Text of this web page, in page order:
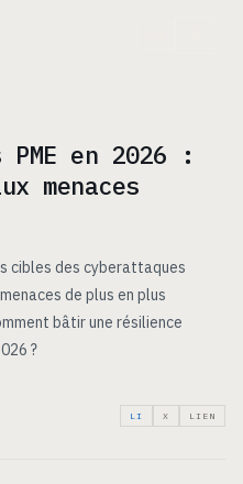
en 2026 :
menaces
cibles des cyberattaques
de plus en plus
bâtir une résilience
?
LI X LIEN